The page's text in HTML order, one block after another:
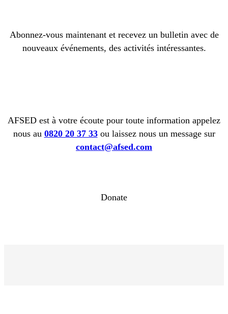
Abonnez-vous maintenant et recevez un bulletin avec de
nouveaux événements, des activités intéressantes.
AFSED est à votre écoute pour toute information appelez
nous au 0820 20 37 33ou laissez nous un message sur
contact@afsed.com
Donate